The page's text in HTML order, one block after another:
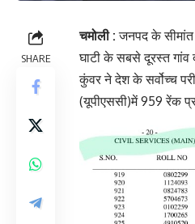
SHARE
चमोली : जनपद के
घाटी के सबसे दूरस्त गांव
कुंवर ने देश के सर्वोच्च
(यूपीएससी)में 959 रेंक